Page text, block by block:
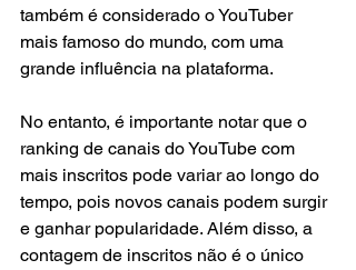
também é considerado o YouTuber
mais famoso do mundo, com uma
grande influência na plataforma.
No entanto, é importante notar que o
ranking de canais do YouTube com
mais inscritos pode variar ao longo do
tempo, pois novos canais podem surgir
e ganhar popularidade. Além disso, a
contagem de inscritos não é o único